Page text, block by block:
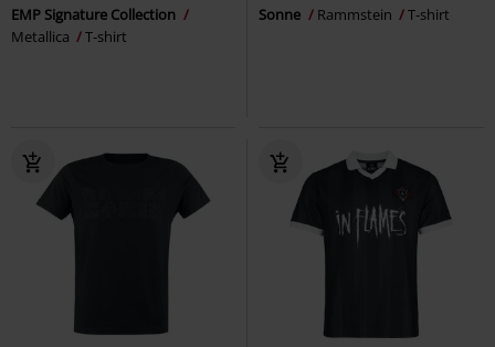
EMP Signature Collection
Metallica
T-shirt
Sonne Rammstein T-shirt